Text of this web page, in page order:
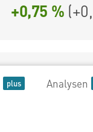
+0,75 % (
Analysen